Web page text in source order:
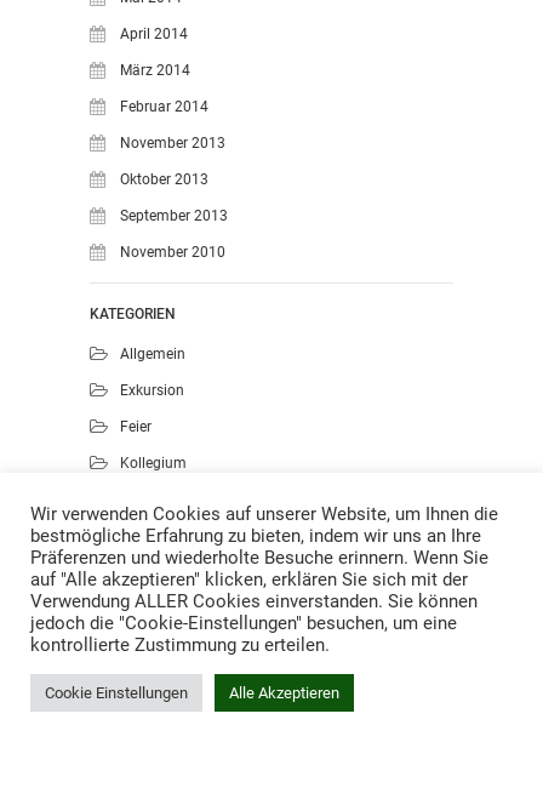
April 2014
März 2014
Februar 2014
November 2013
Oktober 2013
September 2013
November 2010
KATEGORIEN
Allgemein
Exkursion
Feier
Kollegium
Musik
Projekte
Sport
Wir verwenden Cookies auf unserer Website, um Ihnen die
bestmögliche Erfahrung zu bieten, indem wir uns an Ihre
Präferenzen und wiederholte Besuche erinnern. Wenn Sie
auf "Alle akzeptieren" klicken, erklären Sie sich mit der
Verwendung ALLER Cookies einverstanden. Sie können
jedoch die "Cookie-Einstellungen" besuchen, um eine
kontrollierte Zustimmung zu erteilen.
Cookie Einstellungen Alle Akzeptieren